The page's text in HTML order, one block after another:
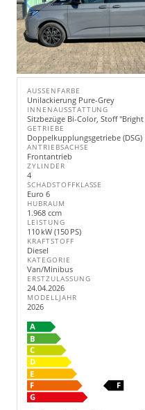
AUSSENFARBE
Unilackierung Pure-Grey
INNENAUSSTATTUNG
Sitzbezüge Bi-Color, Stoff
GETRIEBE
Doppelkupplungsgetriebe (DSG)
ANTRIEBSACHSE
Frontantrieb
ZYLINDER
4
SCHADSTOFFKLASSE
Euro 6
HUBRAUM
1.968 ccm
LEISTUNG
110 kW (150 PS)
KRAFTSTOFF
Diesel
KATEGORIE
Van/Minibus
ERSTZULASSUNG
24.04.2026
MODELLJAHR
2026